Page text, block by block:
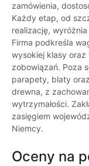
zamówienia,
Każdy etap, od
realizację,
Firma podkreśla
wysokiej klasy
zobowiązań. Poza
parapety, blaty
drewna, z
wytrzymałości.
zasięgiem
Niemcy.
Oceny na